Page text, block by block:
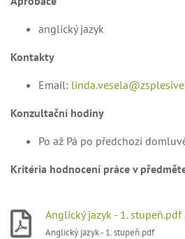
anglický jazyk
Kontakty
Email:
Konzultační hodiny
Po až Pá po předchozí
Kritéria hodnocení práce v
Anglický jazyk - 1. stupeň.pdf
Anglický jazyk - 1. stupeň.pdf